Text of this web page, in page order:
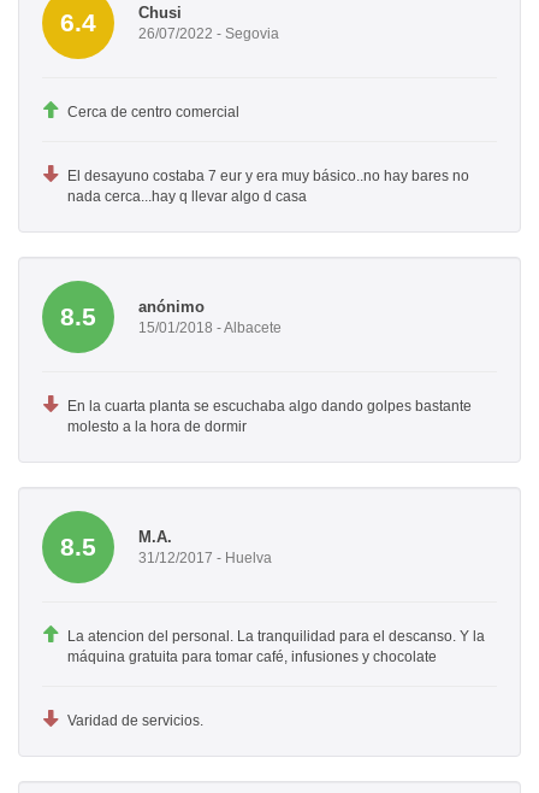
6.4 Chusi
26/07/2022 - Segovia
Cerca de centro comercial
El desayuno costaba 7 eur y era muy básico..no hay bares no
nada cerca...hay q llevar algo d casa
8.5 anónimo
15/01/2018 - Albacete
En la cuarta planta se escuchaba algo dando golpes bastante
molesto a la hora de dormir
8.5 M.A.
31/12/2017 - Huelva
La atencion del personal. La tranquilidad para el descanso. Y la
máquina gratuita para tomar café, infusiones y chocolate
Varidad de servicios.